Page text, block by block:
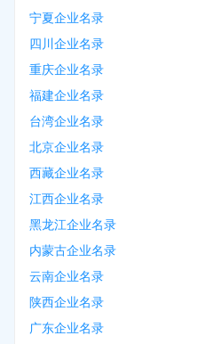
宁夏企业名录
四川企业名录
重庆企业名录
福建企业名录
台湾企业名录
北京企业名录
西藏企业名录
江西企业名录
黑龙江企业名录
内蒙古企业名录
云南企业名录
陕西企业名录
广东企业名录